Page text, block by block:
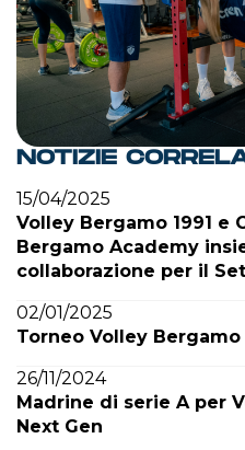
NOTIZIE
15/04/2025
Volley Bergamo 1991 e
Bergamo Academy
collaborazione per il
02/01/2025
Torneo Volley Bergamo
26/11/2024
Madrine di serie A per
Next Gen